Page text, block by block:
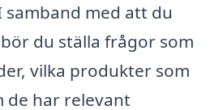
med att du
du ställa frågor som
vilka produkter som
de har relevant